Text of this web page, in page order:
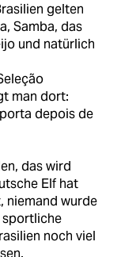
gelten
Samba, das
und natürlich
man dort:
depois de
das wird
Elf hat
niemand wurde
sportliche
noch viel